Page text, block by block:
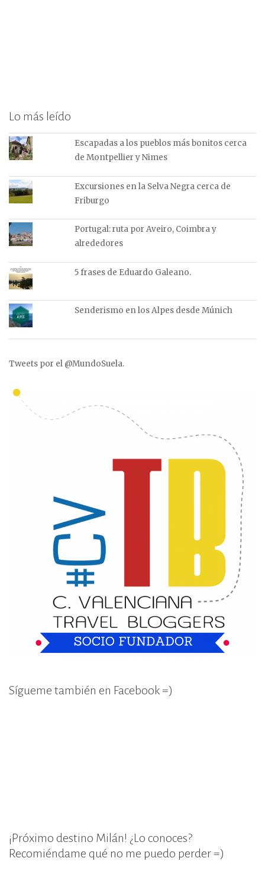
Lo más leído
Escapadas a los pueblos más bonitos cerca
de Montpellier y Nimes
Excursiones en la Selva Negra cerca de
Friburgo
Portugal: ruta por Aveiro, Coimbra y
alrededores
5 frases de Eduardo Galeano.
Senderismo en los Alpes desde Múnich
Tweets por el @MundoSuela.
Sígueme también en Facebook =)
¡Próximo destino Milán! ¿Lo conoces?
Recomiéndame qué no me puedo perder =)